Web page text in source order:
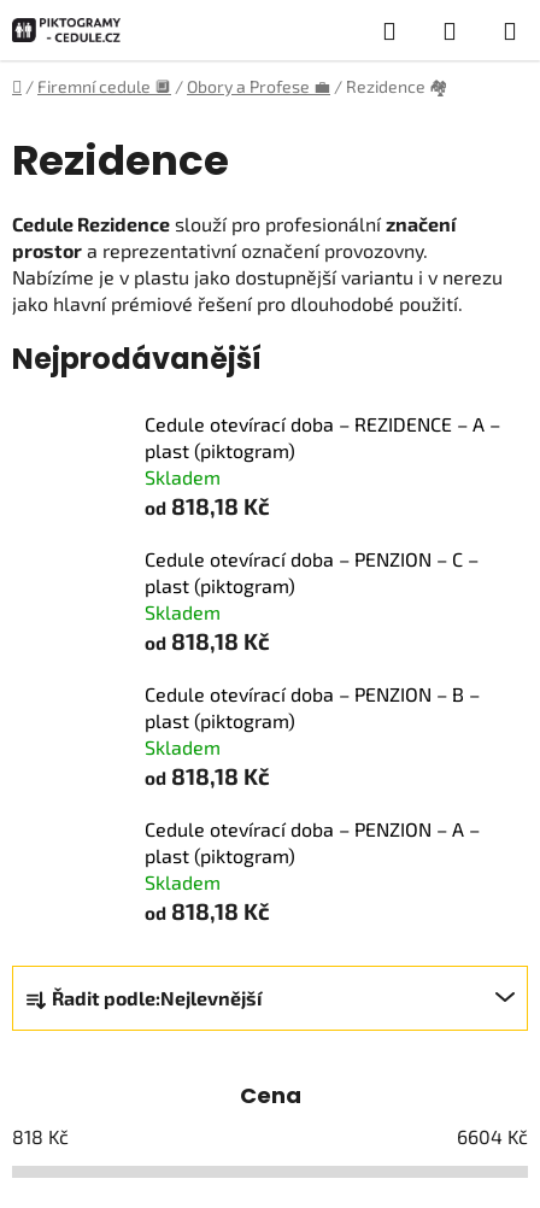
na
obsah
Hledat
KOŠÍK
Domů
/ Firemní cedule 🔲 / Obory a Profese 💼 / Rezidence 🏘️
Rezidence
Cedule Rezidence slouží pro profesionálníznačení
prostor a reprezentativní označení provozovny.
Nabízíme je v plastu jako dostupnější variantu i v nerezu
jako hlavní prémiové řešení pro dlouhodobé použití.
Nejprodávanější
Cedule otevírací doba – REZIDENCE – A –
plast (piktogram)
Skladem
od 818,18 Kč
Cedule otevírací doba – PENZION – C –
plast (piktogram)
Skladem
od 818,18 Kč
Cedule otevírací doba – PENZION – B –
plast (piktogram)
Skladem
od 818,18 Kč
Cedule otevírací doba – PENZION – A –
plast (piktogram)
Skladem
od 818,18 Kč
Ř
a
z
í
p
Řadit podle:Nejlevnější
Cena
818 Kč 6604 Kč